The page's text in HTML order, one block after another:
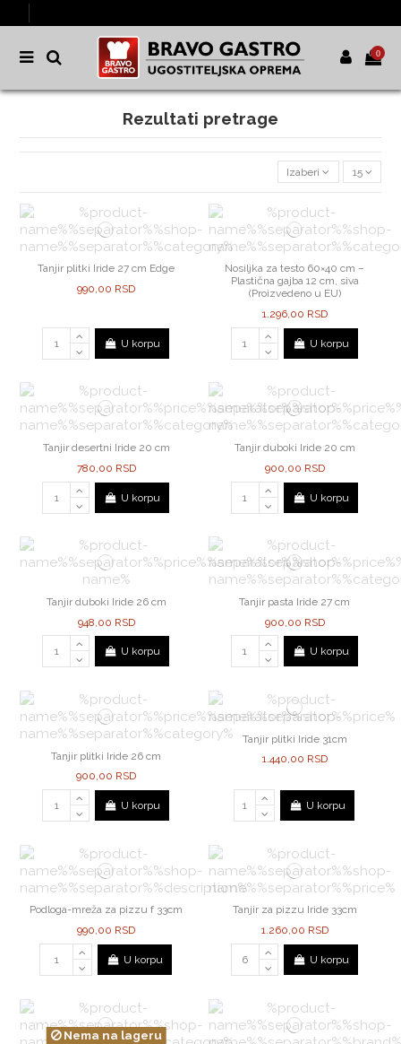
0
Rezultati pretrage
Izaberi 15
Tanjir plitki Iride 27 cm Edge
990,00 RSD
U korpu
Nosiljka za testo 60×40 cm –
Plastična gajba 12 cm, siva
(Proizvedeno u EU)
1.296,00 RSD
U korpu
Tanjir desertni Iride 20 cm
780,00 RSD
U korpu
Tanjir duboki Iride 20 cm
900,00 RSD
U korpu
Tanjir duboki Iride 26 cm
948,00 RSD
U korpu
Tanjir pasta Iride 27 cm
900,00 RSD
U korpu
Tanjir plitki Iride 26 cm
900,00 RSD
U korpu
Tanjir plitki Iride 31cm
1.440,00 RSD
U korpu
Podloga-mreža za pizzu f 33cm
990,00 RSD
U korpu
Tanjir za pizzu Iride 33cm
1.260,00 RSD
U korpu
Nema na lageru